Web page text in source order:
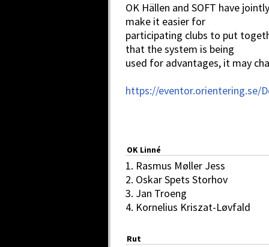
OK Hällen and SOFT have
make it easier for
participating clubs to put
that the system is being
used for advantages, it may
https://eventor.orientering.se/
OK Linné
1. Rasmus Møller Jess
2. Oskar Spets Storhov
3. Jan Troeng
4. Kornelius Kriszat-Løvfald
Rut